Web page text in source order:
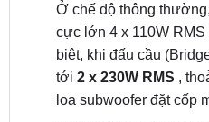
Ở chế độ thông
cực lớn 4 x 110W
biệt, khi đấu cầu
tới 2 x 230W RMS ,
loa subwoofer đặt cốp